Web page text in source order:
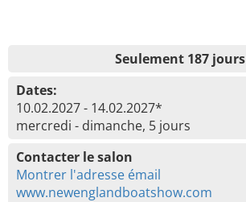
Seulement 187 jours
Dates:
10.02.2027 - 14.02.2027*
mercredi - dimanche, 5 jours
Contacter le salon
Montrer l'adresse émail
www.newenglandboatshow.com